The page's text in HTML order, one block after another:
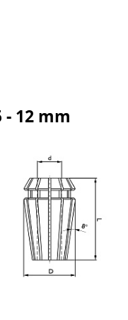
navigaci
- 12 mm